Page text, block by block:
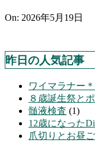
On: 2026年5月19日
昨日の人気記事
ワイマラナー
８歳誕生祭と
髄液検査 (1)
12歳になった
爪切りとお昼